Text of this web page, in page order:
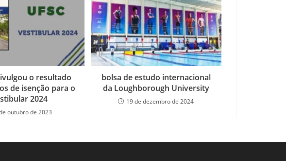
o resultado
de isenção para o
2024
outubro de 2023
bolsa de estudo internacional
da Loughborough University
19 de dezembro de 2024